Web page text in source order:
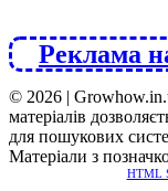
Реклама
© 2026 |
матеріалів
для пошукових
Матеріали з
HTML